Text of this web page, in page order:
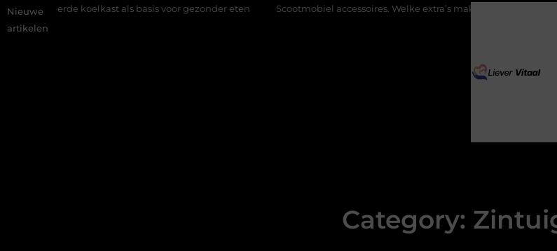
Nieuwe
artikelen
koelkast als basis voor gezonder eten Scootmobiel accessoires. Welke extra’s maken uw rit echt makkelijker en
Category: